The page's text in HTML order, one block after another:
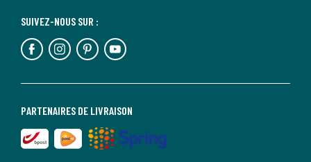
PARTENAIRES DE LIVRAISON
SUIVEZ-NOUS SUR :